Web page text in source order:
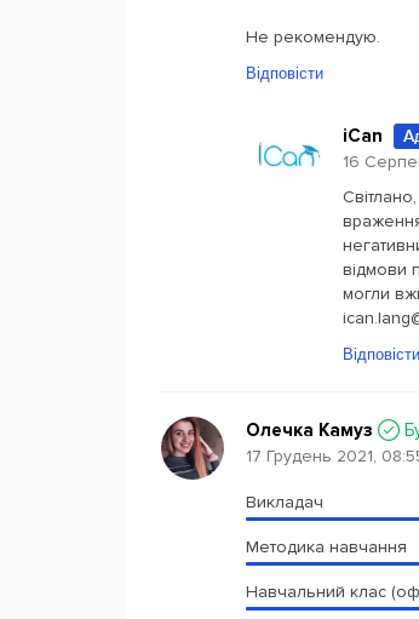
Не рекомендую.
Відповісти
iCan
16
відмови
могли
Відповісти
Олечка Камуз
17 Грудень 2021,
Викладач
Методика навчання
Навчальний клас